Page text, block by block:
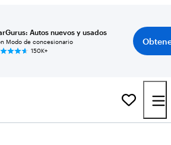
Autos nuevos y usados
Modo de concesionario
150K+